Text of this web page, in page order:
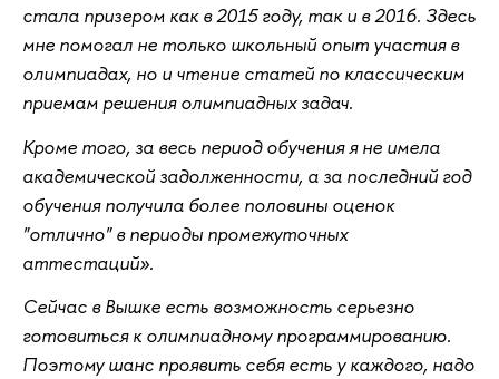
стала призером как в 2015 году, так и в 2016. Здесь
мне помогал не только школьный опыт участия в
олимпиадах, но и чтение статей по классическим
приемам решения олимпиадных задач.
Кроме того, за весь период обучения я не имела
академической задолженности, а за последний год
обучения получила более половины оценок
"отлично" в периоды промежуточных
аттестаций».
Сейчас в Вышке есть возможность серьезно
готовиться к олимпиадному программированию.
Поэтому шанс проявить себя есть у каждого, надо